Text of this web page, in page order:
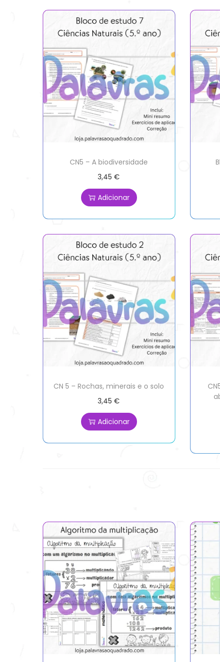
CN5 – A biodiversidade
3,45€
Adicionar
CN 5 – Rochas, minerais e o solo
3,45€
Adicionar